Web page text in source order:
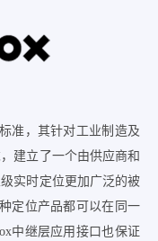
准，其针对工业制造及
建立了一个由供应商和
实时定位更加广泛的被
定位产品都可以在同一
中继层应用接口也保证